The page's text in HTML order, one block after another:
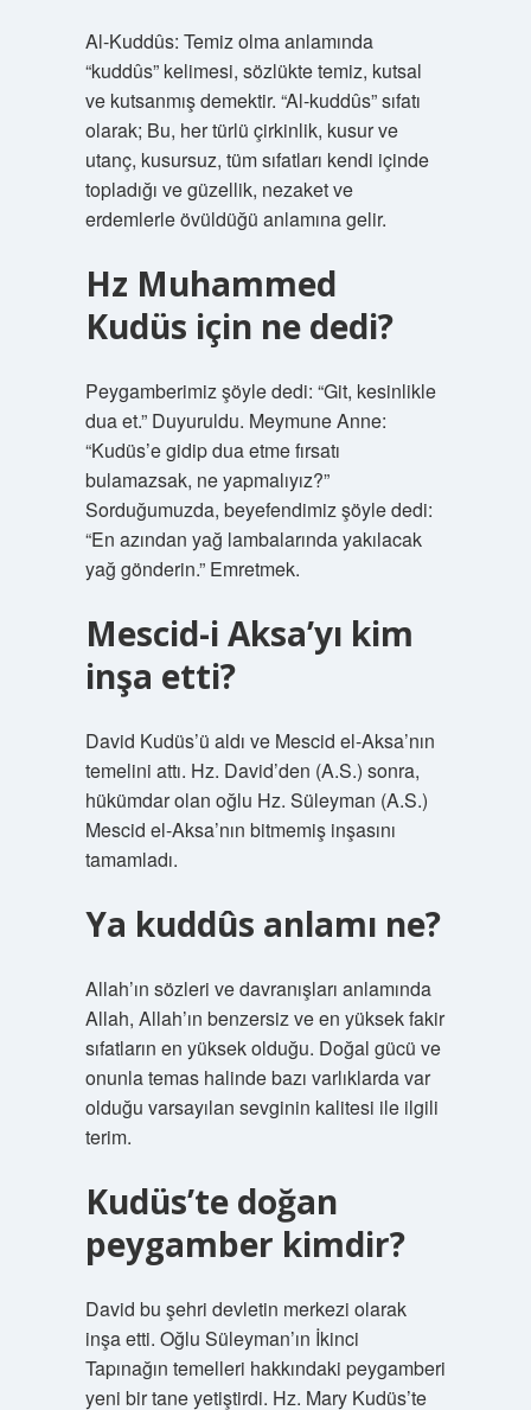
Al-Kuddûs: Temiz olma anlamında
“kuddûs” kelimesi, sözlükte temiz, kutsal
ve kutsanmış demektir. “Al-kuddûs” sıfatı
olarak; Bu, her türlü çirkinlik, kusur ve
utanç, kusursuz, tüm sıfatları kendi içinde
topladığı ve güzellik, nezaket ve
erdemlerle övüldüğü anlamına gelir.
Hz Muhammed
Kudüs için ne dedi?
Peygamberimiz şöyle dedi: “Git, kesinlikle
dua et.” Duyuruldu. Meymune Anne:
“Kudüs’e gidip dua etme fırsatı
bulamazsak, ne yapmalıyız?”
Sorduğumuzda, beyefendimiz şöyle dedi:
“En azından yağ lambalarında yakılacak
yağ gönderin.” Emretmek.
Mescid-i Aksa’yı kim
inşa etti?
David Kudüs’ü aldı ve Mescid el-Aksa’nın
temelini attı. Hz. David’den (A.S.) sonra,
hükümdar olan oğlu Hz. Süleyman (A.S.)
Mescid el-Aksa’nın bitmemiş inşasını
tamamladı.
Ya kuddûs anlamı ne?
Allah’ın sözleri ve davranışları anlamında
Allah, Allah’ın benzersiz ve en yüksek fakir
sıfatların en yüksek olduğu. Doğal gücü ve
onunla temas halinde bazı varlıklarda var
olduğu varsayılan sevginin kalitesi ile ilgili
terim.
Kudüs’te doğan
peygamber kimdir?
David bu şehri devletin merkezi olarak
inşa etti. Oğlu Süleyman’ın İkinci
Tapınağın temelleri hakkındaki peygamberi
yeni bir tane yetiştirdi. Hz. Mary Kudüs’te